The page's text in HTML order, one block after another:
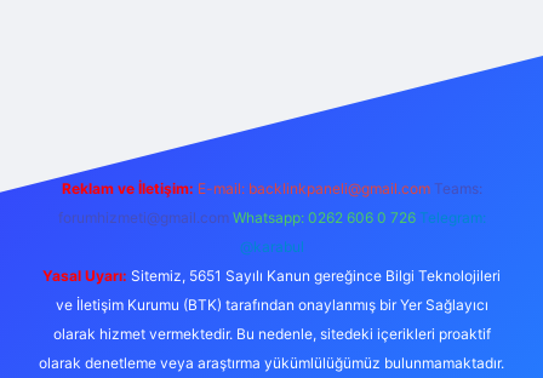
Reklam ve İletişim: E-mail: backlinkpaneli@gmail.com Teams:
forumhizmeti@gmail.com Whatsapp: 0262 606 0 726 Telegram:
@karabul
Yasal Uyarı: Sitemiz, 5651 Sayılı Kanun gereğince Bilgi Teknolojileri
ve İletişim Kurumu (BTK) tarafından onaylanmış bir Yer Sağlayıcı
olarak hizmet vermektedir. Bu nedenle, sitedeki içerikleri proaktif
olarak denetleme veya araştırma yükümlülüğümüz bulunmamaktadır.